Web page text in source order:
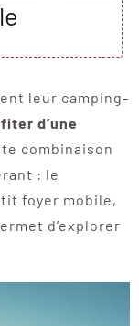
leur camping-
d’une
combinaison
: le
foyer mobile,
d’explorer